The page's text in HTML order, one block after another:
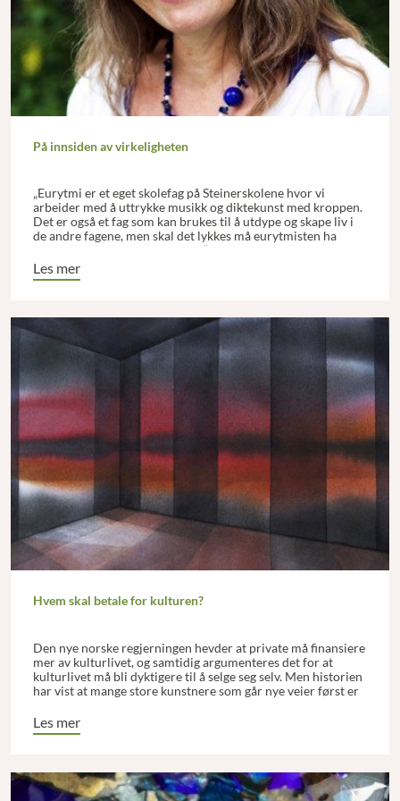
På innsiden av virkeligheten
„Eurytmi er et eget skolefag på Steinerskolene hvor vi
arbeider med å uttrykke musikk og diktekunst med kroppen.
Det er også et fag som kan brukes til å utdype og skape liv i
de andre fagene, men skal det lykkes må eurytmisten ha
tilstrekkelig pedagogisk innsikt.“
Les mer
Hvem skal betale for kulturen?
Den nye norske regjerningen hevder at private må finansiere
mer av kulturlivet, og samtidig argumenteres det for at
kulturlivet må bli dyktigere til å selge seg selv. Men historien
har vist at mange store kunstnere som går nye veier først er
skal være salgbar i nåtiden, går vi kanskje glipp av en ny
Edvard Munch.
Les mer